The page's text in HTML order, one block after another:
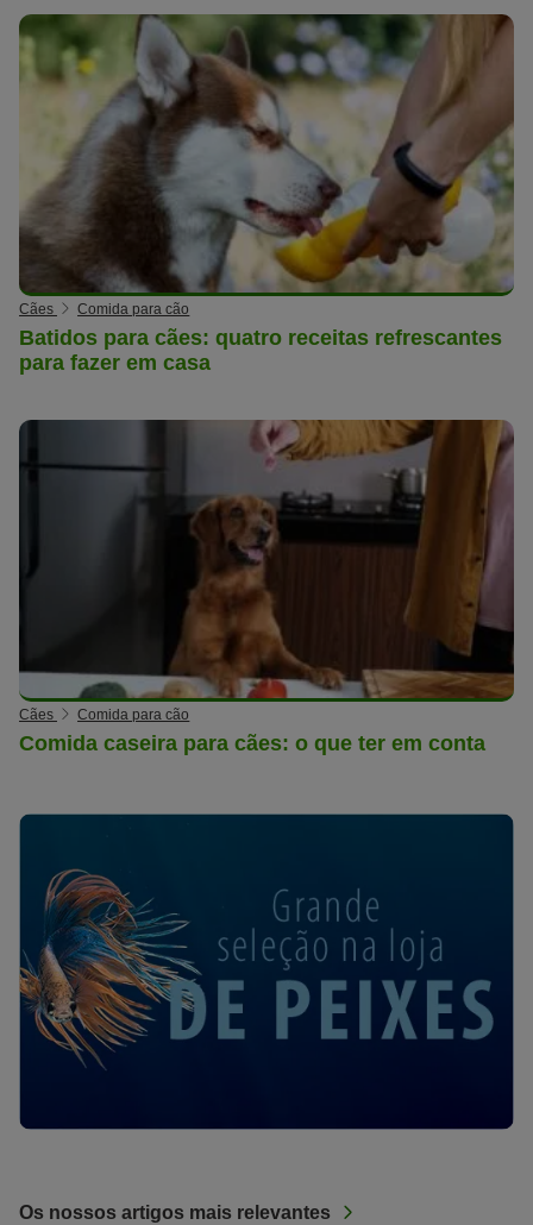
Cães Comida para cão
Batidos para cães: quatro receitas refrescantes
para fazer em casa
Cães Comida para cão
Comida caseira para cães: o que ter em conta
Os nossos artigos mais relevantes